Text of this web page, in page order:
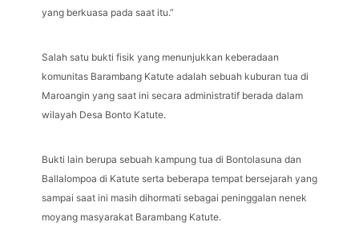
yang berkuasa pada saat itu.”
Salah satu bukti fisik yang menunjukkan keberadaan
komunitas Barambang Katute adalah sebuah kuburan tua di
Maroangin yang saat ini secara administratif berada dalam
wilayah Desa Bonto Katute.
Bukti lain berupa sebuah kampung tua di Bontolasuna dan
Ballalompoa di Katute serta beberapa tempat bersejarah yang
sampai saat ini masih dihormati sebagai peninggalan nenek
moyang masyarakat Barambang Katute.